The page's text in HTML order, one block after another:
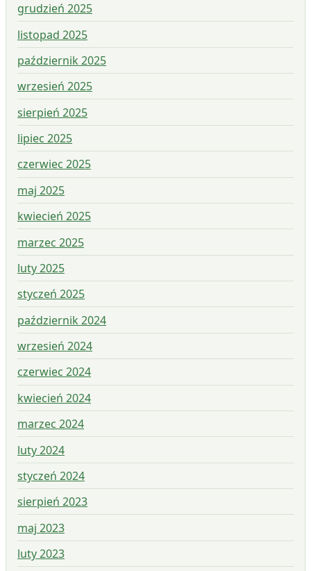
grudzień 2025
listopad 2025
październik 2025
wrzesień 2025
sierpień 2025
lipiec 2025
czerwiec 2025
maj 2025
kwiecień 2025
marzec 2025
luty 2025
styczeń 2025
październik 2024
wrzesień 2024
czerwiec 2024
kwiecień 2024
marzec 2024
luty 2024
styczeń 2024
sierpień 2023
maj 2023
luty 2023